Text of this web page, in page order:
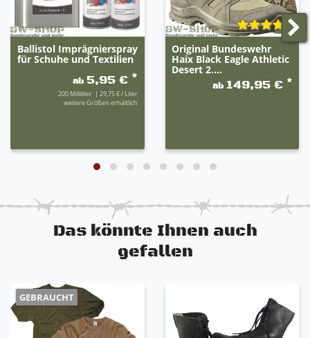
Bitte beachten Sie:Die Sohlen können überarbeitet
worden sein.
Ballistol Imprägnierspray
für Schuhe und Textilien
ab 5,95 € *
200 Milliliter | 29,75 € / Liter
weitere Größen erhältlich
Original Bundeswehr
Haix Black Eagle Athletic
Desert 2....
ab 149,95 € *
Das könnte Ihnen auch
gefallen
GEBRAUCHT